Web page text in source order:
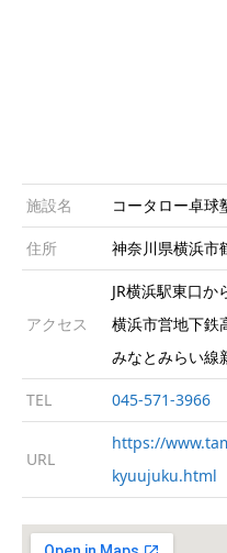
施設名 コータロー卓球
住所 神奈川県横浜市
アクセス
JR横浜駅東口か
横浜市営地下鉄
みなとみらい線
TEL 045-571-3966
URL
https://
kyuujuku.html